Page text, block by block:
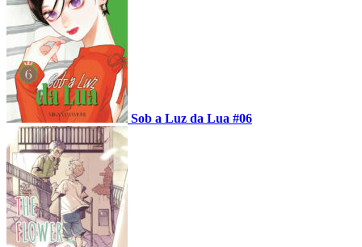
Sob a Luz da Lua #06